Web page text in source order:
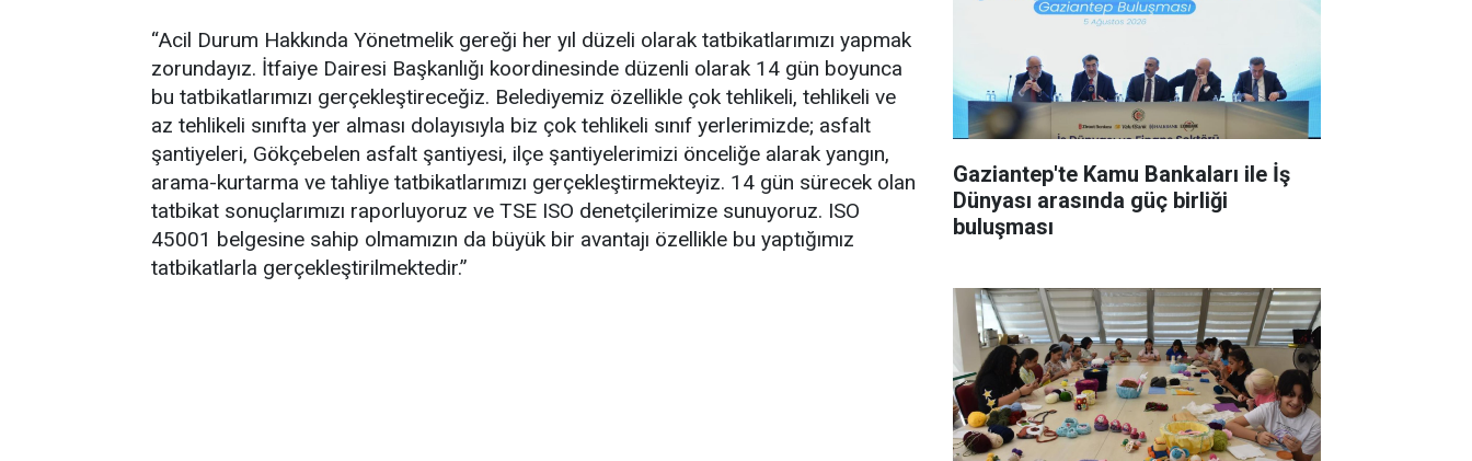
“Acil Durum Hakkında Yönetmelik gereği her yıl düzeli olarak tatbikatlarımızı yapmak
zorundayız. İtfaiye Dairesi Başkanlığı koordinesinde düzenli olarak 14 gün boyunca
bu tatbikatlarımızı gerçekleştireceğiz. Belediyemiz özellikle çok tehlikeli, tehlikeli ve
az tehlikeli sınıfta yer alması dolayısıyla biz çok tehlikeli sınıf yerlerimizde; asfalt
şantiyeleri, Gökçebelen asfalt şantiyesi, ilçe şantiyelerimizi önceliğe alarak yangın,
arama-kurtarma ve tahliye tatbikatlarımızı gerçekleştirmekteyiz. 14 gün sürecek olan
tatbikat sonuçlarımızı raporluyoruz ve TSE ISO denetçilerimize sunuyoruz. ISO
45001 belgesine sahip olmamızın da büyük bir avantajı özellikle bu yaptığımız
tatbikatlarla gerçekleştirilmektedir.”
Gaziantep'te Kamu Bankaları ile İş
Dünyası arasında güç birliği
buluşması